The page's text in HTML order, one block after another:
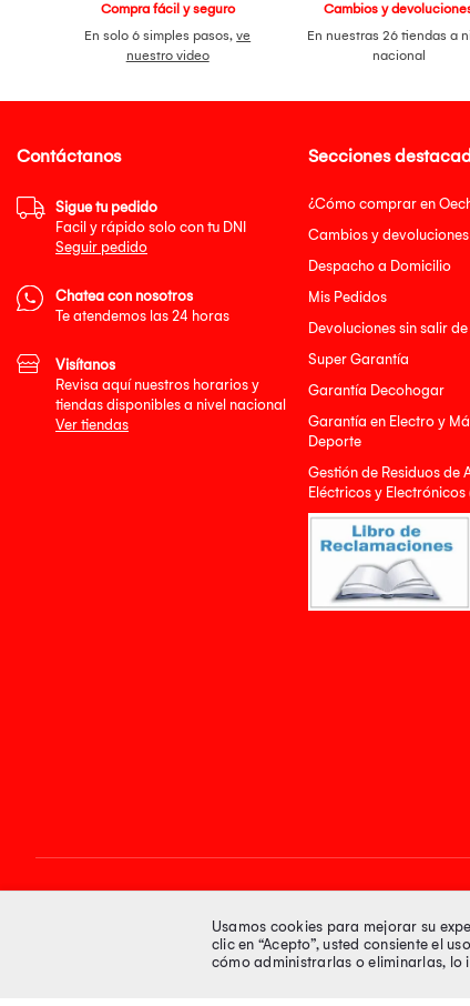
Compra fácil y seguro
En solo 6 simples pasos,ve
nuestro video
Cambios y
En nuestras 26 tiendas a
nacional
Secciones
¿Cómo comprar en
Cambios y devoluciones
Despacho a Domicilio
Mis Pedidos
Devoluciones sin salir
Super Garantía
Garantía Decohogar
Garantía en Electro y
Deporte
Gestión de Residuos de
Eléctricos y Electrónicos
Contáctanos
Sigue tu pedido
Facil y rápido solo con tu DNI
Seguir pedido
Chatea con nosotros
Te atendemos las 24 horas
Visítanos
Revisa aquí nuestros horarios y
tiendas disponibles a nivel nacional
Ver tiendas
Síguenos enUsamos cookies para mejorar su
clic en “Acepto”, usted consiente el
cómo administrarlas o eliminarlas, lo